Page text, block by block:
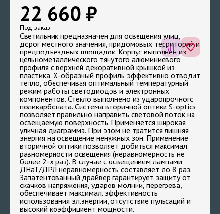
Светильник предназначен для освещения улиц,
дорог местного значения, придомовых территорий и
предподъездных площадок. Корпус выполнен из
цельнометаллического тянутого алюминиевого
профиля с верхней декоративной крышкой из
пластика. Х-образный профиль эффективно отводит
тепло, обеспечивая оптимальный температурный
режим работы светодиодов и электронных
компонентов. Стекло выполнено из ударопрочного
поликарбоната. Система вторичной оптики S-optics
позволяет правильно направить световой поток на
освещаемую поверхность. Применяется широкая
уличная диаграмма. При этом не тратится лишняя
энергия на освещение ненужных зон. Применение
вторичной оптики позволяет добиться максимал.
равномерности освещения (неравномерность не
более 2-х раз). В случае с освещением лампами
ДНаТ/ДРЛ неравномерность составляет до 8 раз.
Запатентованный драйвер гарантирует защиту от
скачков напряжения, ударов молнии, перегрева,
обеспечивает максимал. эффективность
использования эл.энергии, отсутствие пульсаций и
высокий коэффициент мощности.
22 660 ₽
Под заказ